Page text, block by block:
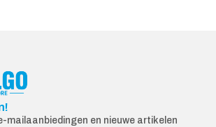
mailaanbiedingen en nieuwe artikelen